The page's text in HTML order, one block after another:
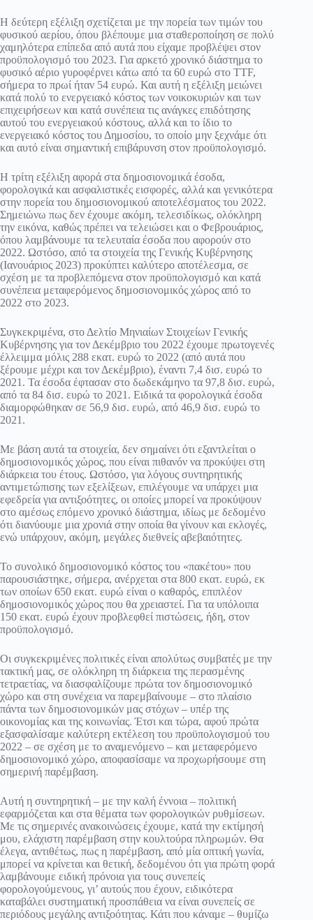
Η δεύτερη εξέλιξη σχετίζεται με την πορεία των τιμών του
φυσικού αερίου, όπου βλέπουμε μια σταθεροποίηση σε πολύ
χαμηλότερα επίπεδα από αυτά που είχαμε προβλέψει στον
προϋπολογισμό του 2023. Για αρκετό χρονικό διάστημα το
φυσικό αέριο γυροφέρνει κάτω από τα 60 ευρώ στο ΤΤF,
σήμερα το πρωί ήταν 54 ευρώ. Και αυτή η εξέλιξη μειώνει
κατά πολύ το ενεργειακό κόστος των νοικοκυριών και των
επιχειρήσεων και κατά συνέπεια τις ανάγκες επιδότησης
αυτού του ενεργειακού κόστους, αλλά και το ίδιο το
ενεργειακό κόστος του Δημοσίου, το οποίο μην ξεχνάμε ότι
και αυτό είναι σημαντική επιβάρυνση στον προϋπολογισμό.
Η τρίτη εξέλιξη αφορά στα δημοσιονομικά έσοδα,
φορολογικά και ασφαλιστικές εισφορές, αλλά και γενικότερα
στην πορεία του δημοσιονομικού αποτελέσματος του 2022.
Σημειώνω πως δεν έχουμε ακόμη, τελεσιδίκως, ολόκληρη
την εικόνα, καθώς πρέπει να τελειώσει και ο Φεβρουάριος,
όπου λαμβάνουμε τα τελευταία έσοδα που αφορούν στο
2022. Ωστόσο, από τα στοιχεία της Γενικής Κυβέρνησης
(Ιανουάριος 2023) προκύπτει καλύτερο αποτέλεσμα, σε
σχέση με τα προβλεπόμενα στον προϋπολογισμό και κατά
συνέπεια μεταφερόμενος δημοσιονομικός χώρος από το
2022 στο 2023.
Συγκεκριμένα, στο Δελτίο Μηνιαίων Στοιχείων Γενικής
Κυβέρνησης για τον Δεκέμβριο του 2022 έχουμε πρωτογενές
έλλειμμα μόλις 288 εκατ. ευρώ το 2022 (από αυτά που
ξέρουμε μέχρι και τον Δεκέμβριο), έναντι 7,4 δισ. ευρώ το
2021. Τα έσοδα έφτασαν στο δωδεκάμηνο τα 97,8 δισ. ευρώ,
από τα 84 δισ. ευρώ το 2021. Ειδικά τα φορολογικά έσοδα
διαμορφώθηκαν σε 56,9 δισ. ευρώ, από 46,9 δισ. ευρώ το
2021.
Με βάση αυτά τα στοιχεία, δεν σημαίνει ότι εξαντλείται ο
δημοσιονομικός χώρος, που είναι πιθανόν να προκύψει στη
διάρκεια του έτους. Ωστόσο, για λόγους συντηρητικής
αντιμετώπισης των εξελίξεων, επιλέγουμε να υπάρχει μια
εφεδρεία για αντιξοότητες, οι οποίες μπορεί να προκύψουν
στο αμέσως επόμενο χρονικό διάστημα, ιδίως με δεδομένο
ότι διανύουμε μια χρονιά στην οποία θα γίνουν και εκλογές,
ενώ υπάρχουν, ακόμη, μεγάλες διεθνείς αβεβαιότητες.
Το συνολικό δημοσιονομικό κόστος του «πακέτου» που
παρουσιάστηκε, σήμερα, ανέρχεται στα 800 εκατ. ευρώ, εκ
των οποίων 650 εκατ. ευρώ είναι ο καθαρός, επιπλέον
δημοσιονομικός χώρος που θα χρειαστεί. Για τα υπόλοιπα
150 εκατ. ευρώ έχουν προβλεφθεί πιστώσεις, ήδη, στον
προϋπολογισμό.
Οι συγκεκριμένες πολιτικές είναι απολύτως συμβατές με την
τακτική μας, σε ολόκληρη τη διάρκεια της περασμένης
τετραετίας, να διασφαλίζουμε πρώτα τον δημοσιονομικό
χώρο και στη συνέχεια να παρεμβαίνουμε – στο πλαίσιο
πάντα των δημοσιονομικών μας στόχων – υπέρ της
οικονομίας και της κοινωνίας. Έτσι και τώρα, αφού πρώτα
εξασφαλίσαμε καλύτερη εκτέλεση του προϋπολογισμού του
2022 – σε σχέση με το αναμενόμενο – και μεταφερόμενο
δημοσιονομικό χώρο, αποφασίσαμε να προχωρήσουμε στη
σημερινή παρέμβαση.
Αυτή η συντηρητική – με την καλή έννοια – πολιτική
εφαρμόζεται και στα θέματα των φορολογικών ρυθμίσεων.
Με τις σημερινές ανακοινώσεις έχουμε, κατά την εκτίμησή
μου, ελάχιστη παρέμβαση στην κουλτούρα πληρωμών. Θα
έλεγα, αντιθέτως, πως η παρέμβαση, από μία οπτική γωνία,
μπορεί να κρίνεται και θετική, δεδομένου ότι για πρώτη φορά
λαμβάνουμε ειδική πρόνοια για τους συνεπείς
φορολογούμενους, γι’ αυτούς που έχουν, ειδικότερα
καταβάλει συστηματική προσπάθεια να είναι συνεπείς σε
περιόδους μεγάλης αντιξοότητας. Κάτι που κάναμε – θυμίζω